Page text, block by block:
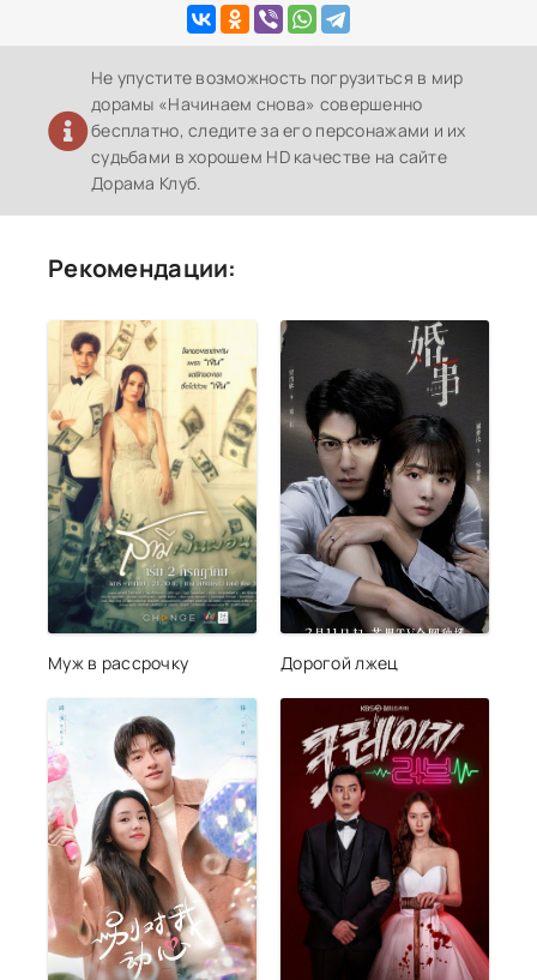
Не упустите возможность погрузиться в мир
дорамы «Начинаем снова» совершенно
бесплатно, следите за его персонажами и их
судьбами в хорошем HD качестве на сайте
Дорама Клуб.
Рекомендации:
Муж в рассрочку Дорогой лжец